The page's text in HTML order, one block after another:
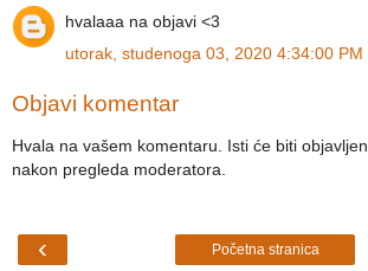
hvalaaa na objavi <3
utorak, studenoga 03, 2020 4:34:00 PM
Objavi komentar
Hvala na vašem komentaru. Isti će biti objavljen
nakon pregleda moderatora.
‹ Početna stranica